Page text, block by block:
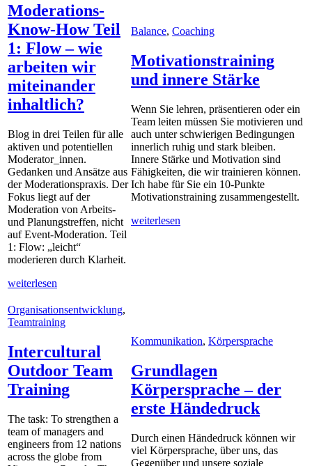
Moderations-
Know-How Teil
1: Flow – wie
arbeiten wir
miteinander
inhaltlich?
Blog in drei Teilen für alle
aktiven und potentiellen
Moderator_innen.
Gedanken und Ansätze aus
der Moderationspraxis. Der
Fokus liegt auf der
Moderation von Arbeits-
und Planungstreffen, nicht
auf Event-Moderation. Teil
1: Flow: „leicht“
moderieren durch Klarheit.
weiterlesen
Balance, Coaching
Motivationstraining
und innere Stärke
Wenn Sie lehren, präsentieren oder ein
Team leiten müssen Sie motivieren und
auch unter schwierigen Bedingungen
innerlich ruhig und stark bleiben.
Innere Stärke und Motivation sind
Fähigkeiten, die wir trainieren können.
Ich habe für Sie ein 10-Punkte
Motivationstraining zusammengestellt.
weiterlesen
Organisationsentwicklung,
Teamtraining
Intercultural
Outdoor Team
Training
The task: To strengthen a
team of managers and
engineers from 12 nations
across the globe from
Kommunikation, Körpersprache
Grundlagen
Körpersprache – der
erste Händedruck
Durch einen Händedruck können wir
viel Körpersprache, über uns, das
Gegenüber und unsere soziale